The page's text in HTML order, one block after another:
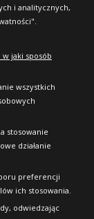
i analitycznych,
w jaki sposób
wszystkich
stosowanie
działanie
preferencji
ich stosowania.
odwiedzając